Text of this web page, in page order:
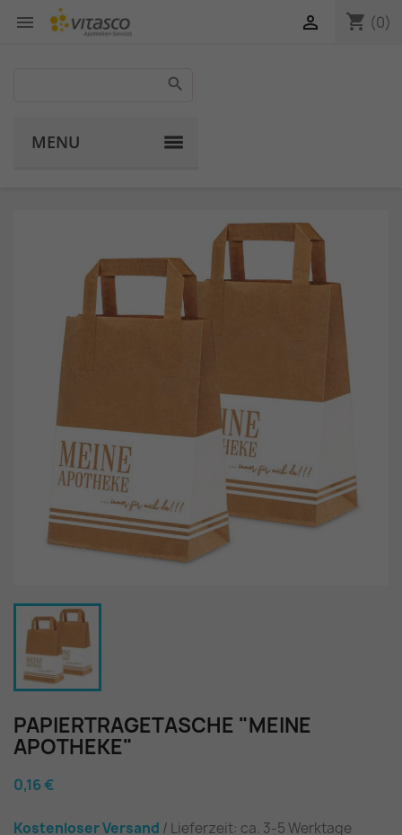
 shopping_cart (0)

MENU
PAPIERTRAGETASCHE "MEINE
APOTHEKE"
0,16 €
Kostenloser Versand / Lieferzeit: ca. 3-5 Werktage